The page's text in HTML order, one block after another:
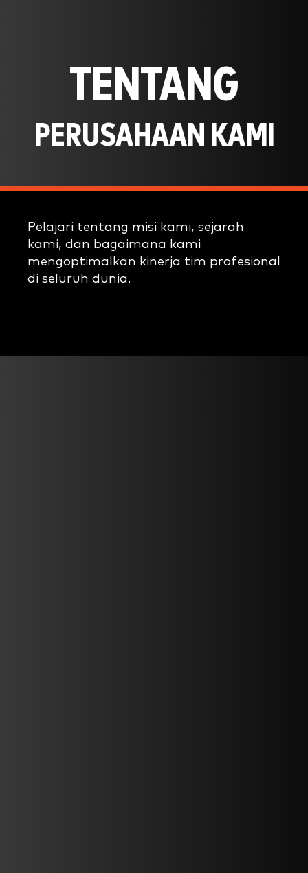
TENTANG
PERUSAHAAN KAMI
Pelajari tentang misi kami, sejarah
kami, dan bagaimana kami
mengoptimalkan kinerja tim profesional
di seluruh dunia.